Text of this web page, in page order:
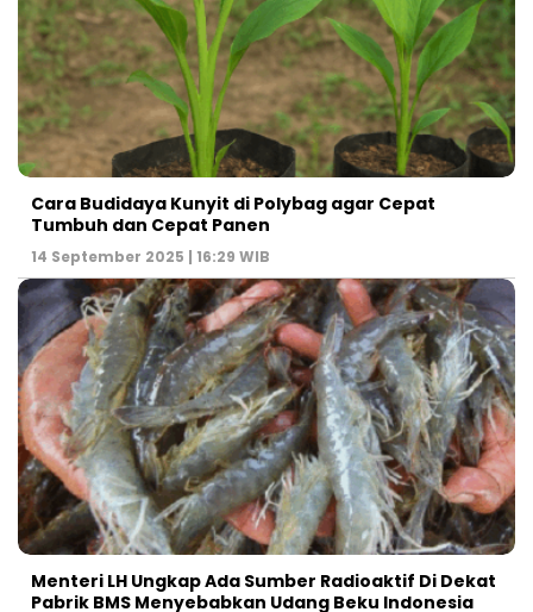
Cara Budidaya Kunyit di Polybag agar Cepat
Tumbuh dan Cepat Panen
14 September 2025 | 16:29 WIB
Menteri LH Ungkap Ada Sumber Radioaktif Di Dekat
Pabrik BMS Menyebabkan Udang Beku Indonesia